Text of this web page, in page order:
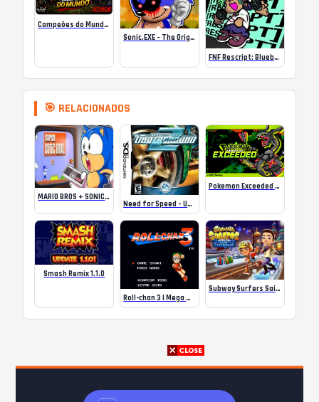
Campeões do Mundo (ISS) Online
Sonic.EXE – The Original Game Online
FNF Rescript: Blueballed
🎯 RELACIONADOS
MARIO BROS + SONIC = SUPER SONIC BROS!
Need for Speed – Underground 2 NDS
Pokemon Exceeded v7.2
Smash Remix 1.1.0
Roll-chan 3 | Mega Man 3
Subway Surfers Saint Petersburg